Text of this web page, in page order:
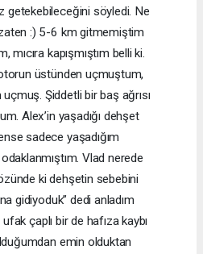
getekebileceğini söyledi. Ne
:) 5-6 km gitmemiştim
kapışmıştım belli ki.
üstünden uçmuştum,
Şiddetli bir baş ağrısı
Alex’in yaşadığı dehşet
sadece yaşadığım
Vlad nerede
ki dehşetin sebebini
gidiyoduk” dedi anladım
çaplı bir de hafıza kaybı
emin olduktan